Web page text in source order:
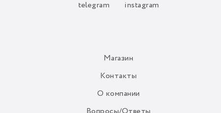
telegram instagram
Магазин
Контакты
О компании
Вопросы/Ответы